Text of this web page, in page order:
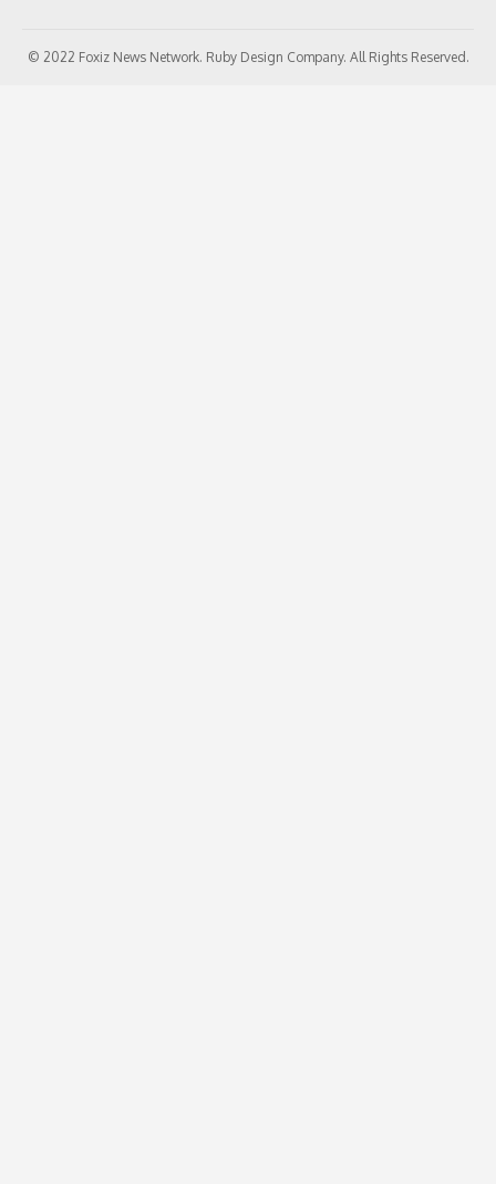
© 2022 Foxiz News Network. Ruby Design Company. All Rights Reserved.